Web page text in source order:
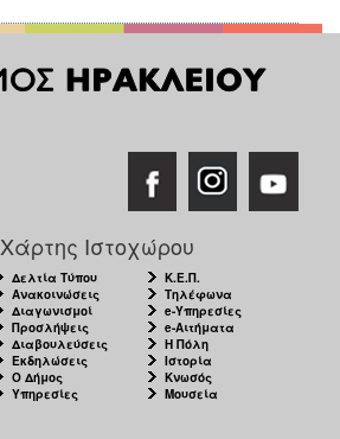
Χάρτης Ιστοχώρου
Δελτία Τύπου
Ανακοινώσεις
Διαγωνισμοί
Προσλήψεις
Διαβουλεύσεις
Εκδηλώσεις
Ο Δήμος
Υπηρεσίες
Κ.Ε.Π.
Τηλέφωνα
e-Υπηρεσίες
e-Αιτήματα
Η Πόλη
Ιστορία
Κνωσός
Μουσεία